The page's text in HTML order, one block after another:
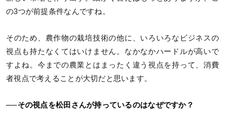
の3つが前提条件なんですね。
そのため、農作物の栽培技術の他に、いろいろなビジネスの
視点も持たなくてはいけません。なかなかハードルが高いで
すよね。今までの農業とはまったく違う視点を持って、消費
者視点で考えることが大切だと思います。
──その視点を松田さんが持っているのはなぜですか？